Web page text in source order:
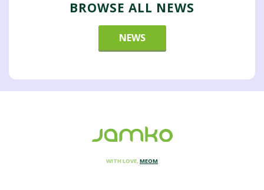
BROWSE ALL NEWS
NEWS
WITH LOVE, MEOM